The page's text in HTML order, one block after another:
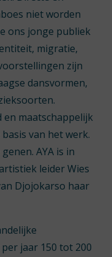
niet worden
ons jonge publiek
migratie,
zijn
dansvormen,
maatschappelijk
van het werk.
AYA is in
leider Wies
Djojokarso haar
jaar 150 tot 200